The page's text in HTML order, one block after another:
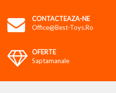
CONTACTEAZA-NE
Office@best-Toys.ro
OFERTE
Saptamanale